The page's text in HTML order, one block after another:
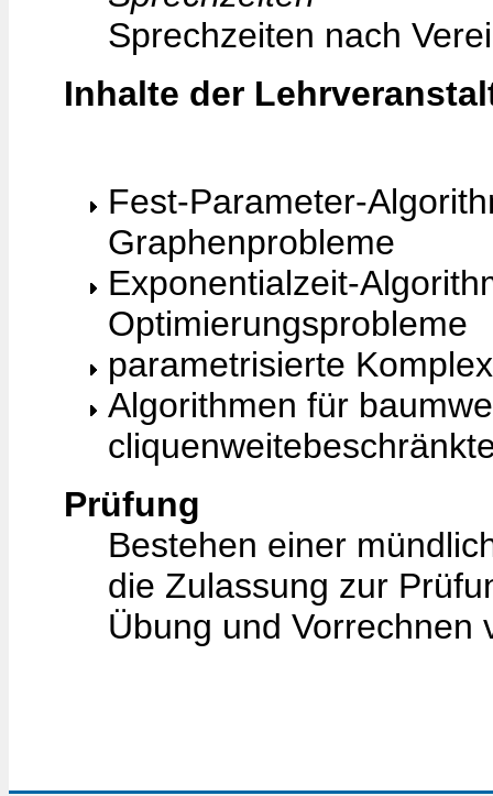
Sprechzeiten nach
Inhalte der
Fest-Parameter-
Graphenprobleme
Exponentialzeit-
Optimierungsprobleme
parametrisierte
Algorithmen für
Prüfung
Bestehen einer
die Zulassung zur
Übung und Vorrechnen